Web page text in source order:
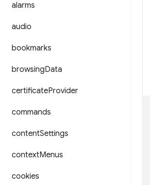
alarms
audio
bookmarks
browsingData
certificateProvider
commands
contentSettings
contextMenus
cookies